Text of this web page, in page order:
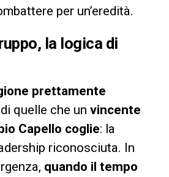
per un’eredità.
la logica di
prettamente
quelle che un vincente
Capello coglie: la
riconosciuta. In
quando il tempo